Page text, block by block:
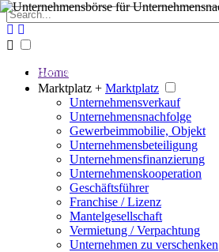
Der große Marktplatz für Unternehmen
Home
Marktplatz + Marktplatz
Unternehmensverkauf
Unternehmensnachfolge
Gewerbeimmobilie, Objekt
Unternehmensbeteiligung
Unternehmensfinanzierung
Unternehmenskooperation
Geschäftsführer
Franchise / Lizenz
Mantelgesellschaft
Vermietung / Verpachtung
Unternehmen zu verschenken